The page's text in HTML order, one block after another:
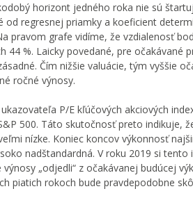
horizont jedného roka nie sú
od regresnej priamky a koeficient
pravom grafe vidíme, že vzdialenosť
44 %. Laicky povedané, pre
Čím nižšie valuácie, tým vyššie
ročné výnosy.
P/E kľúčových akciových
500. Táto skutočnosť preto indikuje,
nízke. Koniec koncov výkonnosť
nadštandardná. V roku 2019 si
„odjedli“ z očakávanej budúcej
piatich rokoch bude pravdepodobne